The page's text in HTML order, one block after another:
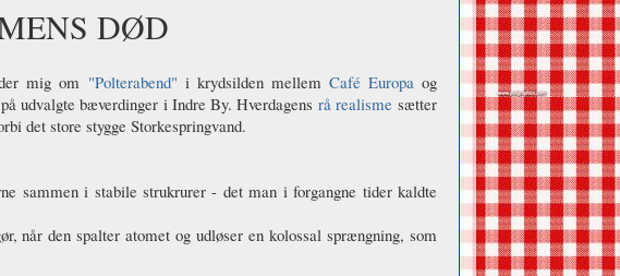
DØD
mig om "Polterabend" i krydsilden mellem Café Europa og
udvalgte bæverdinger i Indre By. Hverdagens rå realisme sætter
det store stygge Storkespringvand.
sammen i stabile strukrurer - det man i forgangne tider kaldte
når den spalter atomet og udløser en kolossal sprængning, som